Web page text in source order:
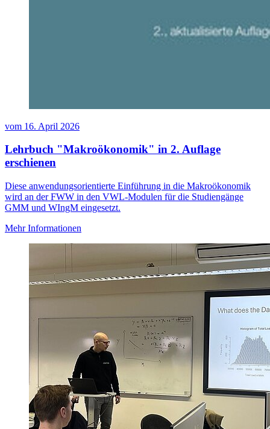
vom 16. April 2026
Lehrbuch "Makroökonomik" in 2. Auflage
erschienen
Diese anwendungsorientierte Einführung in die Makroökonomik
wird an der FWW in den VWL-Modulen für die Studiengänge
GMM und WIngM eingesetzt.
Mehr Informationen